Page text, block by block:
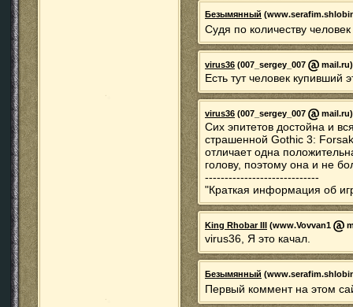
Безымянный
Судя по количеству
virus36 (007_sergey_007
Есть тут человек купивший
virus36 (007_sergey_007
Сих эпитетов достойна и
страшенной Gothic 3:
отличает одна
голову, поэтому она и не
-----------------------------
"Краткая информация об
King Rhobar III (www.Vovvan1
virus36, Я это качал.
Безымянный
Первый коммент на этом